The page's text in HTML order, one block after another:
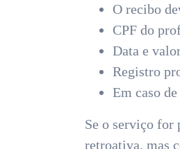
O recibo
CPF do
Data e
Registro
Em caso
Se o serviço for
retroativa, mas